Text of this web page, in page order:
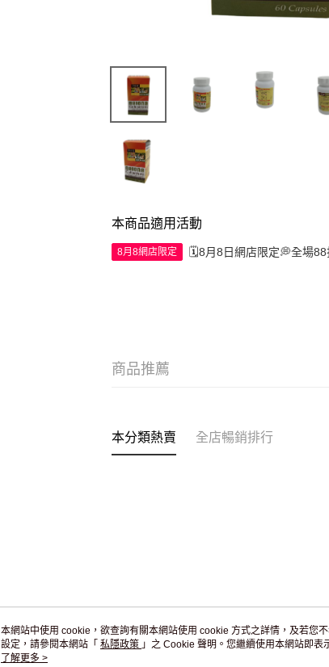
本商品適用活動
8月8網店限定 🗓️8月8日網店限定💭全場88
商品推薦
本分類熱賣 全店暢銷排行
關於我們
本網站中使用 cookie，欲查詢有關本網站使用 cookie 方式之詳情，及若您
設定，請參閱本網站「 私隱政策 」之 Cookie 聲明。您繼續使用本網站即
用 cookie。
了解更多 >